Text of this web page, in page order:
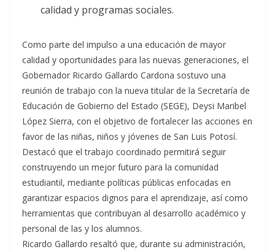
calidad y programas sociales.
Como parte del impulso a una educación de mayor
calidad y oportunidades para las nuevas generaciones, el
Gobernador Ricardo Gallardo Cardona sostuvo una
reunión de trabajo con la nueva titular de la Secretaría de
Educación de Gobierno del Estado (SEGE), Deysi Maribel
López Sierra, con el objetivo de fortalecer las acciones en
favor de las niñas, niños y jóvenes de San Luis Potosí.
Destacó que el trabajo coordinado permitirá seguir
construyendo un mejor futuro para la comunidad
estudiantil, mediante políticas públicas enfocadas en
garantizar espacios dignos para el aprendizaje, así como
herramientas que contribuyan al desarrollo académico y
personal de las y los alumnos.
Ricardo Gallardo resaltó que, durante su administración,